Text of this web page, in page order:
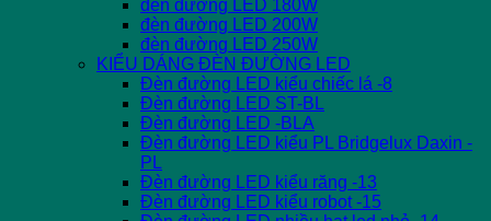
đèn đường LED 180W
đèn đường LED 200W
đèn đường LED 250W
KIỂU DÁNG ĐÈN ĐƯỜNG LED
Đèn đường LED kiểu chiếc lá -8
Đèn đường LED ST-BL
Đèn đường LED -BLA
Đèn đường LED kiểu PL Bridgelux Daxin -
PL
Đèn đường LED kiểu răng -13
Đèn đường LED kiểu robot -15